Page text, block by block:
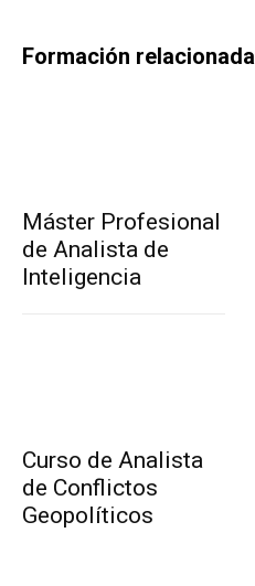
Formación relacionada
Máster Profesional
de Analista de
Inteligencia
Curso de Analista
de Conflictos
Geopolíticos